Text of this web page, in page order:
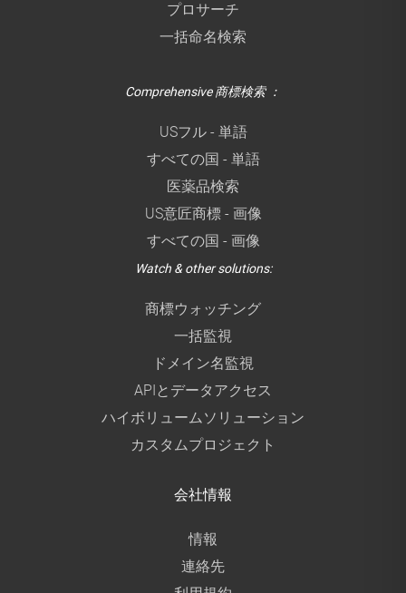
プロサーチ
一括命名検索
Comprehensive 商標検索 ：
USフル - 単語
すべての国 - 単語
医薬品検索
US意匠商標 - 画像
すべての国 - 画像
Watch & other solutions:
商標ウォッチング
一括監視
ドメイン名監視
APIとデータアクセス
ハイボリュームソリューション
カスタムプロジェクト
会社情報
情報
連絡先